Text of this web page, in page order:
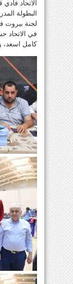
الاتحاد
البطولة
لجنة بيروت
في الاتحاد
كامل اسعد،